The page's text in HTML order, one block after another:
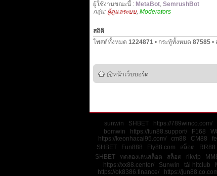
ผู้ใช้งานขณะนี้ : MetaBot, SemrushBot
กลุ่ม: ผู้ดูแลระบบ, Moderators
สถิติ
โพสต์ทั้งหมด 1224871• กระทู้ทั้งหมด 87585•
หน้าเว็บบอร์ด
sunwin SHBET https://789winco.com/
bomwin
https://fun88.support/ F168
https://keonhacai95.com/
cm88 CM88
SHBET
Fun888 Fly88.com สล็อต RR88
SHBET
ทดลองเล่นสล็อต สล็อต rikvip
https://xx88.center/
Sunwin tải hitclub
https://ok8386.finance/
https://